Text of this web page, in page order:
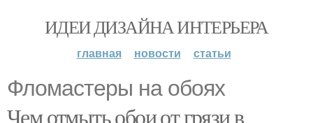
ИДЕИ ДИЗАЙНА ИНТЕРЬЕРА
главная новости статьи
Фломастеры на обоях
Чем отмыть обои от грязи в